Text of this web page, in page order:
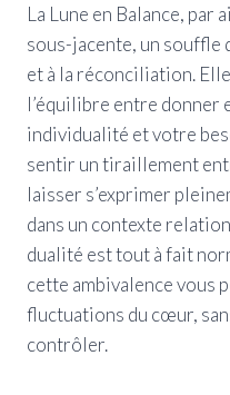
La Lune en Balance, par
sous-jacente, un souffle
et à la réconciliation.
l’équilibre entre
individualité et votre
sentir un tiraillement
laisser s’exprimer
dans un contexte
dualité est tout à fait
cette ambivalence vous
fluctuations du cœur,
contrôler.